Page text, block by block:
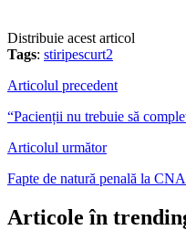
Distribuie acest articol
Tags: stiripescurt2
Articolul precedent
“Pacienții nu trebuie să
Articolul următor
Fapte de natură penală la
Articole în